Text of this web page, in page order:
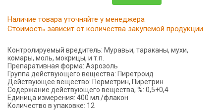
Наличие товара уточняйте у менеджера
Стоимость зависит от количества закупемой продукции
Контролируемый вредитель: Муравьи, тараканы, мухи,
комары, моль, мокрицы, и т.п.
Препаративная форма: Аэрозоль
Группа действующего вещества: Пиретроид
Действующее вещество: Перметрин, Пиретрин
Содержание действующего вещества, %: 0,5+0,4
Единица измерения: 400 мл./флакон
Количество в упаковке: 12